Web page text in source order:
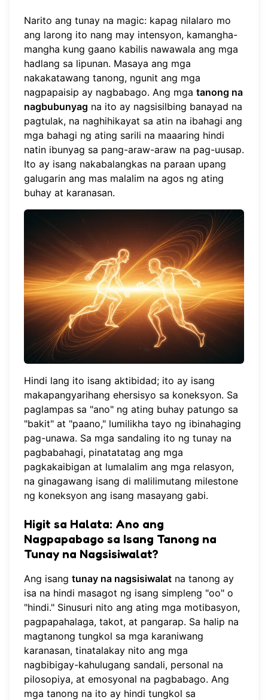
Narito ang tunay na magic: kapag nilalaro mo
ang larong ito nang may intensyon, kamangha-
mangha kung gaano kabilis nawawala ang mga
hadlang sa lipunan. Masaya ang mga
nakakatawang tanong, ngunit ang mga
nagpapaisip ay nagbabago. Ang mga tanong na
nagbubunyag na ito ay nagsisilbing banayad na
pagtulak, na naghihikayat sa atin na ibahagi ang
mga bahagi ng ating sarili na maaaring hindi
natin ibunyag sa pang-araw-araw na pag-uusap.
Ito ay isang nakabalangkas na paraan upang
galugarin ang mas malalim na agos ng ating
buhay at karanasan.
Hindi lang ito isang aktibidad; ito ay isang
makapangyarihang ehersisyo sa koneksyon. Sa
paglampas sa "ano" ng ating buhay patungo sa
"bakit" at "paano," lumilikha tayo ng ibinahaging
pag-unawa. Sa mga sandaling ito ng tunay na
pagbabahagi, pinatatatag ang mga
pagkakaibigan at lumalalim ang mga relasyon,
na ginagawang isang di malilimutang milestone
ng koneksyon ang isang masayang gabi.
Higit sa Halata: Ano ang
Nagpapabago sa Isang Tanong na
Tunay na Nagsisiwalat?
Ang isang tunay na nagsisiwalat na tanong ay
isa na hindi masagot ng isang simpleng "oo" o
"hindi." Sinusuri nito ang ating mga motibasyon,
pagpapahalaga, takot, at pangarap. Sa halip na
magtanong tungkol sa mga karaniwang
karanasan, tinatalakay nito ang mga
nagbibigay-kahulugang sandali, personal na
pilosopiya, at emosyonal na pagbabago. Ang
mga tanong na ito ay hindi tungkol sa